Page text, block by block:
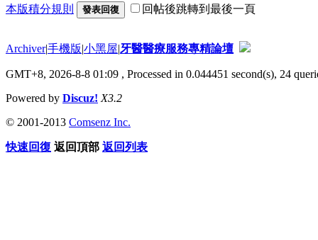
本版積分規則 發表回復 回帖後跳轉到最後一頁
Archiver|手機版|小黑屋|牙醫醫療服務專精論壇
GMT+8, 2026-8-8 01:09 , Processed in 0.044451 second(s), 24
Powered by Discuz! X3.2
© 2001-2013 Comsenz Inc.
快速回復 返回頂部 返回列表